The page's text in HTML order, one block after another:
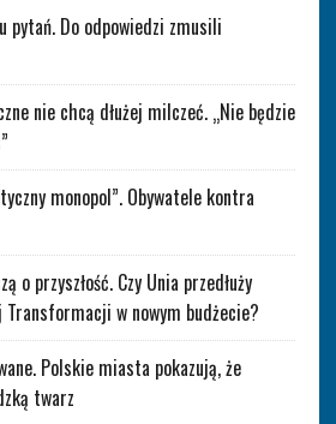
pytań. Do odpowiedzi zmusili
nie chcą dłużej milczeć. „Nie będzie
monopol”. Obywatele kontra
o przyszłość. Czy Unia przedłuży
Transformacji w nowym budżecie?
Polskie miasta pokazują, że
twarz